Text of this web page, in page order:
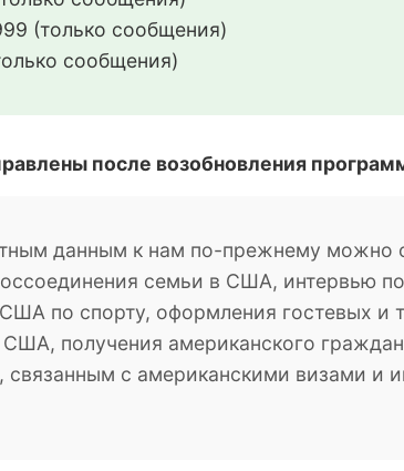
(только сообщения)
сообщения)
после возобновления
данным к нам по-прежнему можно
семьи в США, интервью
по спорту, оформления гостевых и
получения американского
с американскими визами и